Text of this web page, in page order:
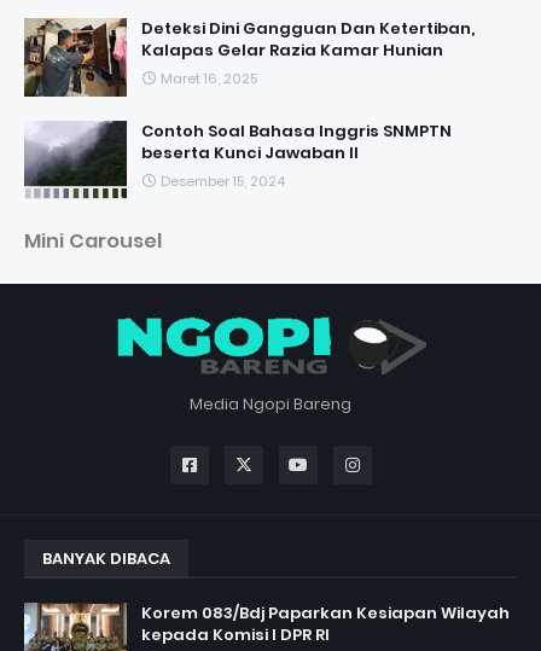
Deteksi Dini Gangguan Dan Ketertiban,
Kalapas Gelar Razia Kamar Hunian
Maret 16, 2025
Contoh Soal Bahasa Inggris SNMPTN
beserta Kunci Jawaban II
Desember 15, 2024
Mini Carousel
Media Ngopi Bareng
BANYAK DIBACA
Korem 083/Bdj Paparkan Kesiapan Wilayah
kepada Komisi I DPR RI